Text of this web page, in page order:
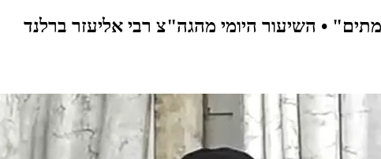
• השיעור היומי מהגה"צ רבי אליעזר ברלנד